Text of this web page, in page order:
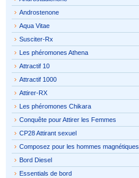
Androstenone
Aqua Vitae
Susciter-Rx
Les phéromones Athena
Attractif 10
Attractif 1000
Attirer-RX
Les phéromones Chikara
Conquête pour Attirer les Femmes
CP28 Attirant sexuel
Composez pour les hommes magnétiques
Bord Diesel
Essentials de bord